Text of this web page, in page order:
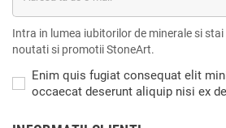
Intra in lumea iubitorilor de minerale si
noutati si promotii StoneArt.
Enim quis fugiat consequat elit
occaecat deserunt aliquip nisi ex